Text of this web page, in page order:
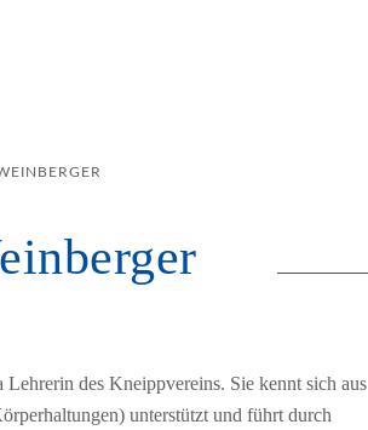
des Kneippvereins. Sie kennt sich aus
unterstützt und führt durch